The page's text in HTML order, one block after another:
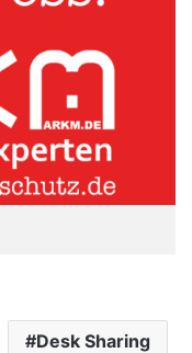
Desk Sharing